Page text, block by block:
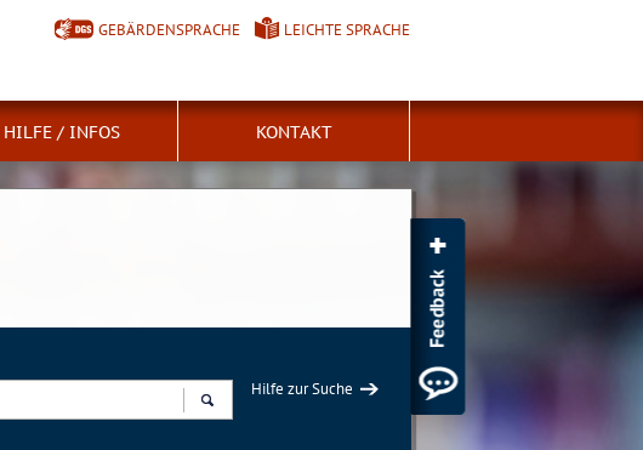
GEBÄRDENSPRACHE LEICHTE SPRACHE
HILFE / INFOS KONTAKT
Hilfe zur Suche